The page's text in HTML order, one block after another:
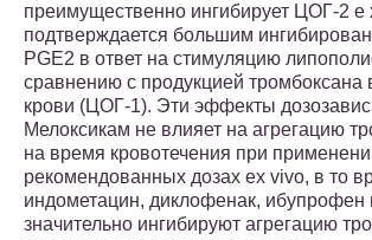
преимущественно ингибирует ЦОГ-2 e
подтверждается большим
PGE2 в ответ на стимуляцию
сравнению с продукцией тромбоксана
крови (ЦОГ-1). Эти эффекты
Мелоксикам не влияет на агрегацию
на время кровотечения при
рекомендованных дозах ex vivo, в то
индометацин, диклофенак, ибупрофен
значительно ингибируют агрегацию